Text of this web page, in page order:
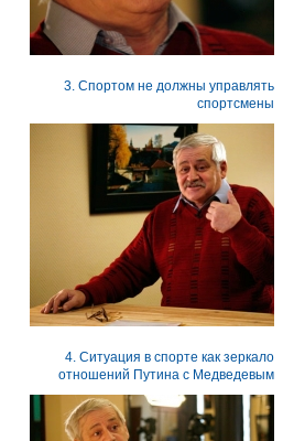
3. Спортом не должны управлять
спортсмены
4. Ситуация в спорте как зеркало
отношений Путина с Медведевым